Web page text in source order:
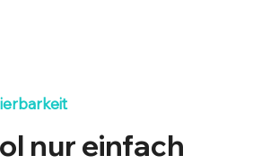
nur einfach